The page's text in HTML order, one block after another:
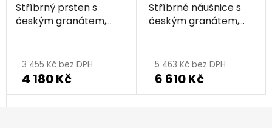
Stříbrný prsten s
českým granátem,
3 455 Kč bez DPH
4 180 Kč
Stříbrné náušnice s
českým granátem,
5 463 Kč bez DPH
6 610 Kč